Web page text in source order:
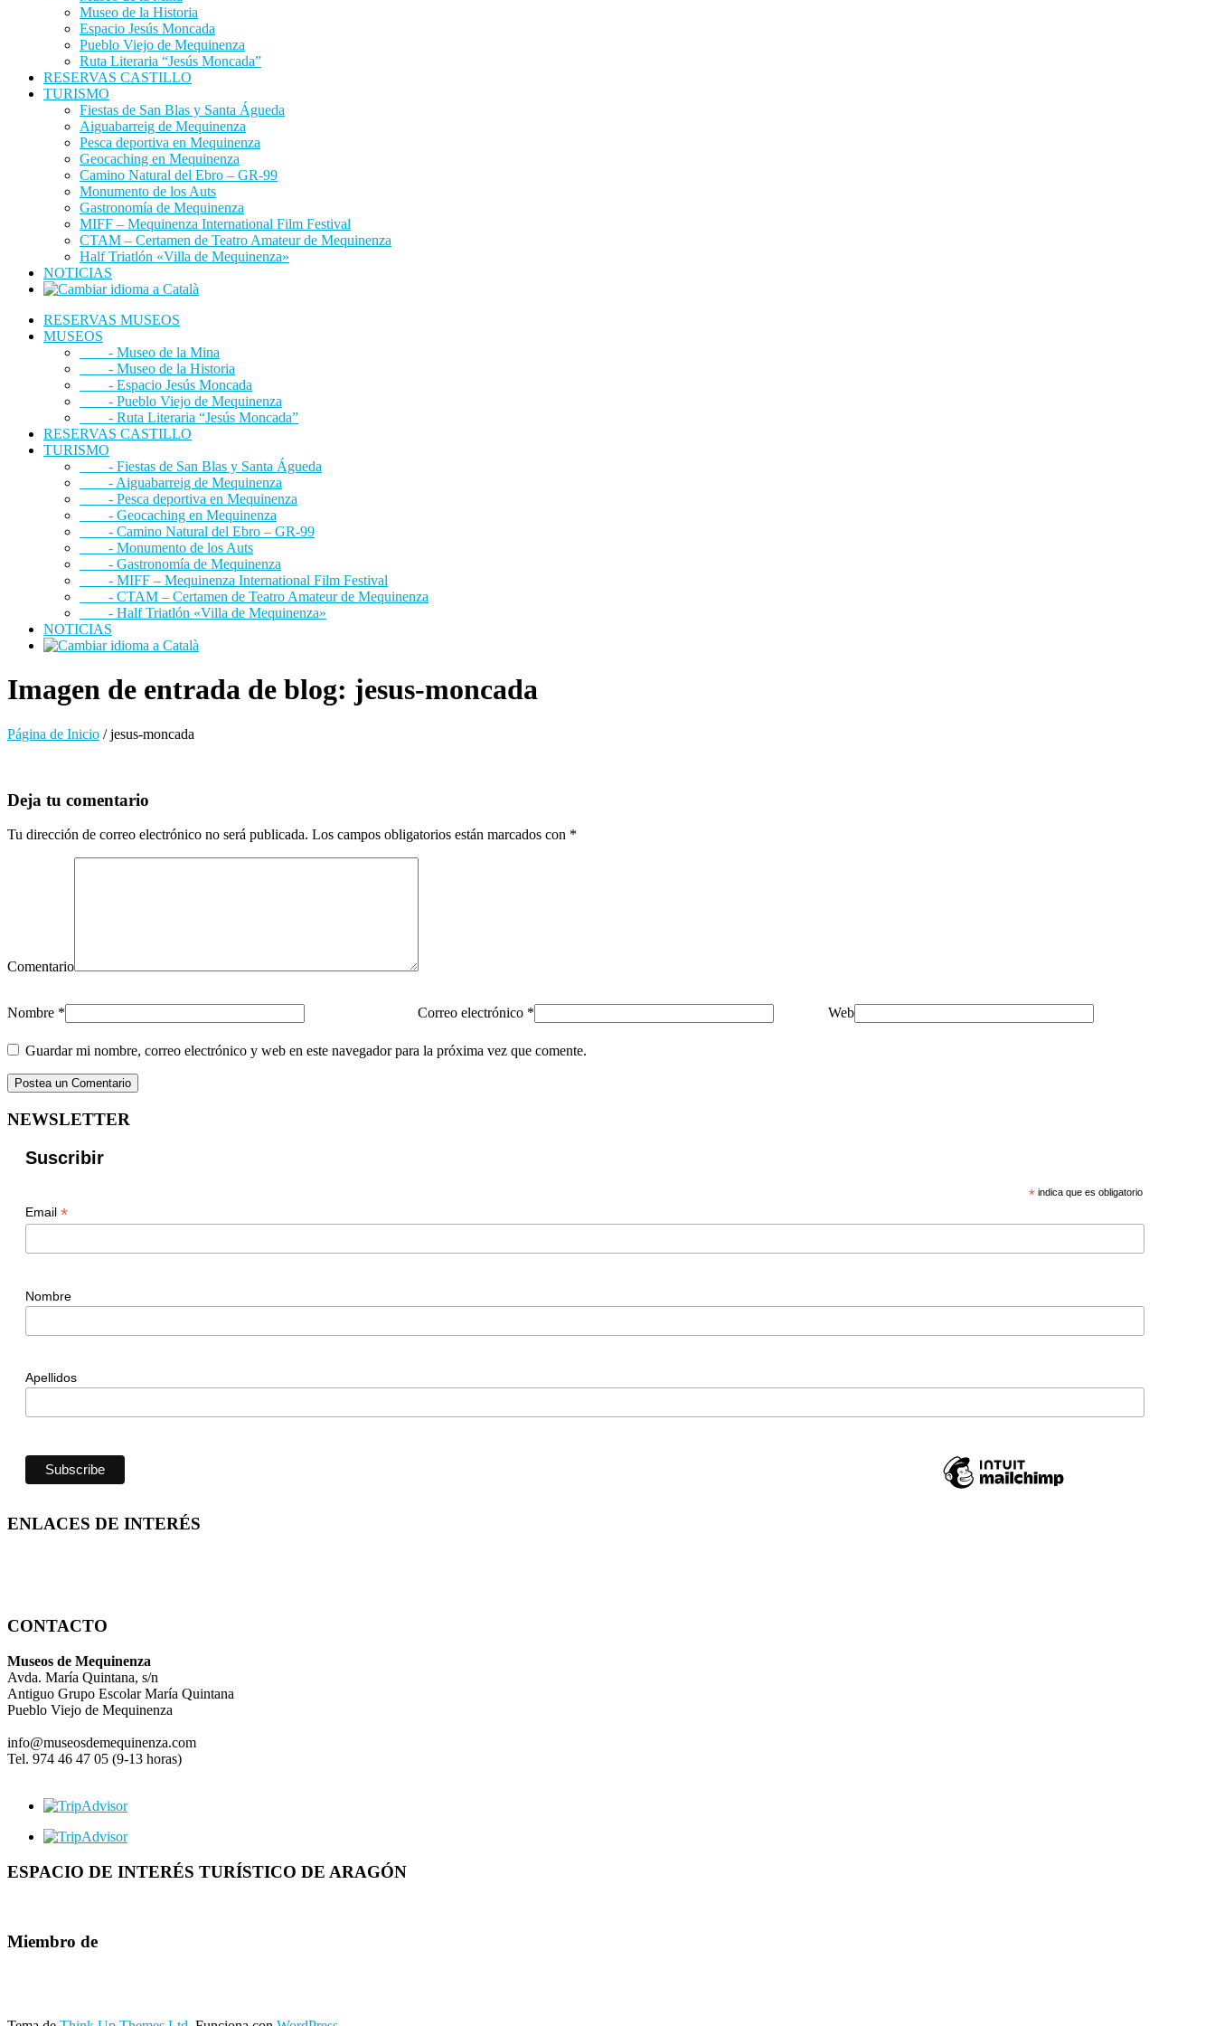
Museo de la Historia
Espacio Jesús Moncada
Pueblo Viejo de Mequinenza
Ruta Literaria “Jesús Moncada”
RESERVAS CASTILLO
TURISMO
Fiestas de San Blas y Santa Águeda
Aiguabarreig de Mequinenza
Pesca deportiva en Mequinenza
Geocaching en Mequinenza
Camino Natural del Ebro – GR-99
Monumento de los Auts
Gastronomía de Mequinenza
MIFF – Mequinenza International Film Festival
CTAM – Certamen de Teatro Amateur de Mequinenza
Half Triatlón «Villa de Mequinenza»
NOTICIAS
RESERVAS MUSEOS
MUSEOS
- Museo de la Mina
- Museo de la Historia
- Espacio Jesús Moncada
- Pueblo Viejo de Mequinenza
- Ruta Literaria “Jesús Moncada”
RESERVAS CASTILLO
TURISMO
- Fiestas de San Blas y Santa Águeda
- Aiguabarreig de Mequinenza
- Pesca deportiva en Mequinenza
- Geocaching en Mequinenza
- Camino Natural del Ebro – GR-99
- Monumento de los Auts
- Gastronomía de Mequinenza
- MIFF – Mequinenza International Film Festival
- CTAM – Certamen de Teatro Amateur de Mequinenza
- Half Triatlón «Villa de Mequinenza»
NOTICIAS
Imagen de entrada de blog: jesus-moncada
Página de Inicio /jesus-moncada
Deja tu comentario
Tu dirección de correo electrónico no será publicada. Los campos obligatorios están marcados con *
Comentario
Nombre * Correo electrónico * Web
Guardar mi nombre, correo electrónico y web en este navegador para la próxima vez que comente.
NEWSLETTER
Suscribir
* indica que es obligatorio
Email *
Nombre
Apellidos
ENLACES DE INTERÉS
CONTACTO
Museos de Mequinenza
Avda. María Quintana, s/n
Antiguo Grupo Escolar María Quintana
Pueblo Viejo de Mequinenza
info@museosdemequinenza.com
Tel. 974 46 47 05 (9-13 horas)
ESPACIO DE INTERÉS TURÍSTICO DE ARAGÓN
Miembro de